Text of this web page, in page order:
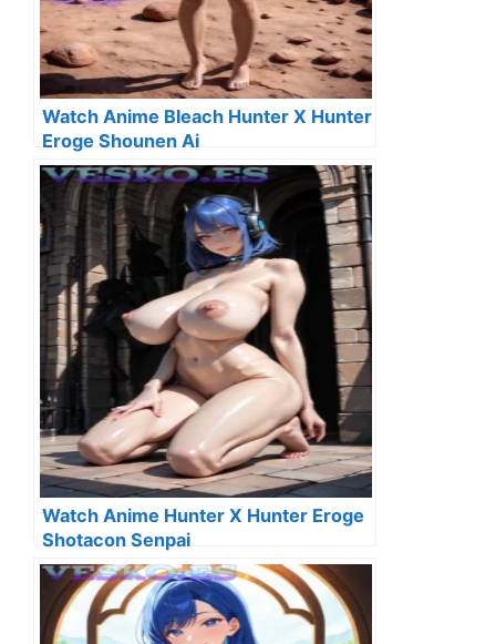
Watch Anime Bleach Hunter X Hunter
Eroge Shounen Ai
Watch Anime Hunter X Hunter Eroge
Shotacon Senpai